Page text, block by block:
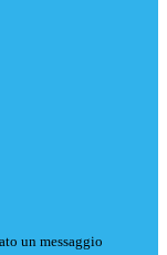
un messaggio